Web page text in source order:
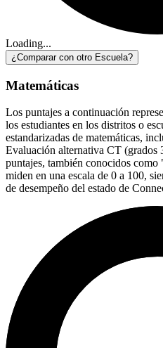
Loading...
¿Comparar con otro Escuela?
Matemáticas
Los puntajes a continuación
los estudiantes en los distritos o
estandarizadas de matemáticas,
Evaluación alternativa CT (grados
puntajes, también conocidos como
miden en una escala de 0 a 100,
de desempeño del estado de